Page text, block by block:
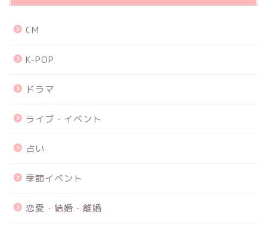
CM
K-POP
ドラマ
ライブ・イベント
占い
季節イベント
恋愛・結婚・離婚